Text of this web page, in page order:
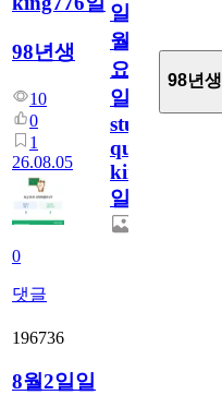
98년생
10
0
1
26.08.05
0
댓글
일
월
요
일/English
study
quiz
king776
일
98년생
196736
8월2일일